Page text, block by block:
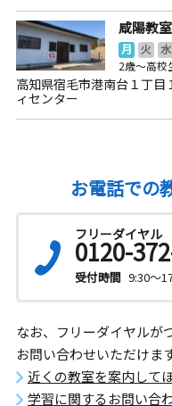
咸陽教室
月 火 水
2歳～高校
高知県宿毛市港南台１丁
ィセンター
お電話での
フリーダイヤル
0120-
受付時間 9:30～
なお、フリーダイヤルが
お問い合わせいただけます
近くの教室を案内して
学習に関するお問い合